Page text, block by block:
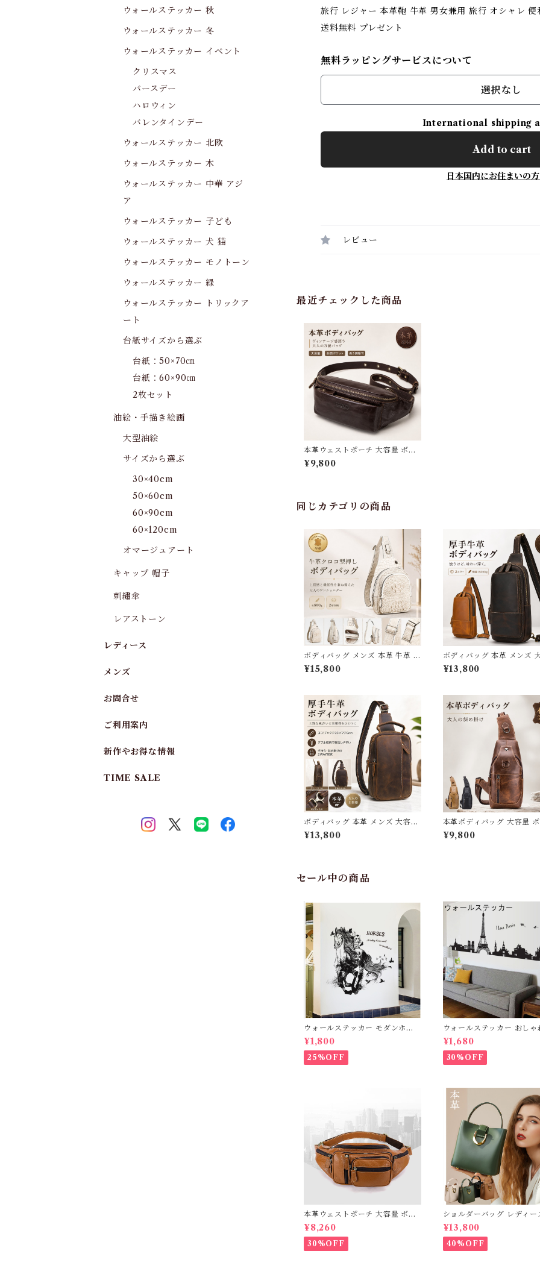
旅行 レジャー 本革鞄 牛革 男女兼用 旅行 オシャレ
送料無料 プレゼント
無料ラッピングサービスについて
選択なし
International shipping
Add to cart
日本国内にお住まいの
レビュー
最近チェックした商品
本革ウェストポーチ 大容量 ボデ
ィバッグ 本革 メンズ 厚手牛革 オ
イルレザー アウトドア 旅行 レジ
ト 220130
¥9,800
同じカテゴリの商品
ボディバッグ メンズ 本革 牛革 ク
ロコ型押し ワンショルダーバッ
グ 斜めがけ 大きめ 2WAY クラ
質感・サイズ感に満足 経年変化
を楽しむ 大人カジュアル 旅行 ア
ウトドア ギフト 3Qee 576328_
qz
¥15,800
ボディバッグ 本革 メンズ
iPad対応 斜めがけ ワンショ
ーバッグ 厚手牛革 オイルレ
ス ギフト プレゼント 父の
無料 3Qee 439338
¥13,800
ボディバッグ 本革 メンズ 大容量
iPad対応 斜めがけ ワンショルダ
ーバッグ 厚手牛革 オイルレザー
無料
¥13,800
本革ボディバッグ 大容量
バッグ 本革 メンズ 厚手牛
ルレザー アウトドア 旅行 レ
¥9,800
セール中の商品
ウォールステッカー モダンホー
ス 台紙60×90cm 壁紙 シール 賃
貸OK はがせる 剥がせる DIY 模
様替え インテリア 送料無料
¥1,800
25%OFF
ウォールステッカー おしゃ
ッフェル塔 モノトーンパリ
景 シール 賃貸OK はがせ
模様替え インテリア フラン
国 巴里 エッフェル塔 紙ひこ
宅配便 送料無料 あす楽 母
¥1,680
30%OFF
本革ウェストポーチ 大容量 ボデ
ィバッグ 本革 メンズ 厚手牛革 オ
イルレザー アウトドア 旅行 レジ
ャー 本革鞄 牛革 男女兼用 旅行
オシャレ 便利 iPad対応 ワンショ
¥8,260
30%OFF
ショルダーバッグ レディー
ンドバッグ 本革 ハンドメイ
ッグ 送料無料
¥13,800
40%OFF
ウォールステッカー 秋
ウォールステッカー 冬
ウォールステッカー イベント
クリスマス
バースデー
ハロウィン
バレンタインデー
ウォールステッカー 北欧
ウォールステッカー 木
ウォールステッカー 中華 アジ
ア
ウォールステッカー 子ども
ウォールステッカー 犬 猫
ウォールステッカー モノトーン
ウォールステッカー 緑
ウォールステッカー トリックア
ート
台紙サイズから選ぶ
台紙：50×70㎝
台紙：60×90㎝
2枚セット
油絵・手描き絵画
大型油絵
サイズから選ぶ
30×40cm
50×60cm
60×90cm
60×120cm
オマージュアート
キャップ 帽子
刺繡傘
レアストーン
レディース
メンズ
お問合せ
ご利用案内
新作やお得な情報
TIME SALE